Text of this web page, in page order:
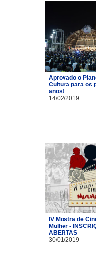
Aprovado o
Cultura para os
anos!
14/02/2019
IV Mostra de
Mulher -
ABERTAS
30/01/2019